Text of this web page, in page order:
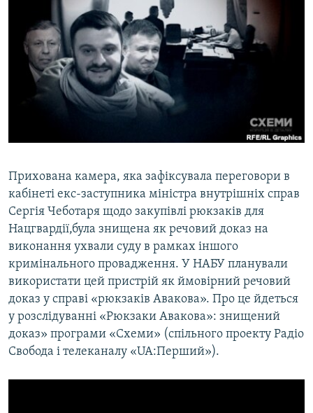
СПЕЦПРОЄКТИ
ПОДКАСТИ
КРИМ РЕАЛІЇ
УКР
КТАТ
ДОЛУЧАЙСЯ!
Усі сайти RFE/RL
Прихована камера, яка зафіксувала переговори в
кабінеті екс-заступника міністра внутрішніх справ
Сергія Чеботаря щодо закупівлі рюкзаків для
Нацгвардії,була знищена як речовий доказ на
виконання ухвали суду в рамках іншого
кримінального провадження. У НАБУ планували
використати цей пристрій як ймовірний речовий
доказ у справі «рюкзаків Авакова». Про це йдеться
у розслідуванні «Рюкзаки Авакова»: знищений
доказ» програми «Схеми» (спільного проекту Радіо
Свобода і телеканалу «UA:Перший»).